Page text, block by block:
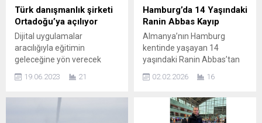
kaybettiği bildirildi. HABER
SEVGİ YILDIZ Hayatını
kaybedenlerin 1 ile 14 yaş
arasındaki...
bir kaynakta yer almıyor ve
sosyal medyada dolaşan
sahte veya mizahi
içeriklerden biri olarak...
Türk danışmanlık şirketi
Ortadoğu’ya açılıyor
Dijital uygulamalar
aracılığıyla eğitimin
geleceğine yön verecek
uluslararası eğitimde köprü
19.06.2023 21
Hamburg’da 14 Yaşındaki
Ranin Abbas Kayıp
Almanya’nın Hamburg
kentinde yaşayan 14
yaşındaki Ranin Abbas’tan
saat 14.00’ten bu yana
semtinde ikamet eden genç
kızın, annesiyle
02.02.2026 16